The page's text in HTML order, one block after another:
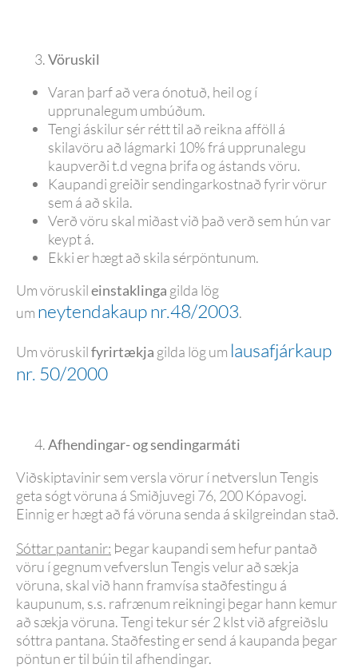
Vöruskil
Varan þarf að vera ónotuð, heil og í
upprunalegum umbúðum.
Tengi áskilur sér rétt til að reikna afföll á
skilavöru að lágmarki 10% frá upprunalegu
kaupverði t.d vegna þrifa og ástands vöru.
Kaupandi greiðir sendingarkostnað fyrir vörur
sem á að skila.
Verð vöru skal miðast við það verð sem hún var
keypt á.
Ekki er hægt að skila sérpöntunum.
Um vöruskileinstaklinga gilda lög
um neytendakaup nr.48/2003.
Um vöruskilfyrirtækja gilda lög um lausafjárkaup
nr. 50/2000
Afhendingar- og sendingarmáti
Viðskiptavinir sem versla vörur í netverslun Tengis
geta sógt vöruna á Smiðjuvegi 76, 200 Kópavogi.
Einnig er hægt að fá vöruna senda á skilgreindan stað.
Sóttar pantanir: Þegar kaupandi sem hefur pantað
vöru í gegnum vefverslun Tengis velur að sækja
vöruna, skal við hann framvísa staðfestingu á
kaupunum, s.s. rafrænum reikningi þegar hann kemur
að sækja vöruna. Tengi tekur sér 2 klst við afgreiðslu
sóttra pantana. Staðfesting er send á kaupanda þegar
pöntun er til búin til afhendingar.